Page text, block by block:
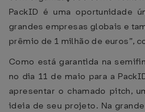
PackID é uma oportunidade
grandes empresas globais e
prêmio de 1 milhão de euros”,
Como está garantida na
no dia 11 de maio para a
apresentar o chamado pitch,
ideia de seu projeto. Na